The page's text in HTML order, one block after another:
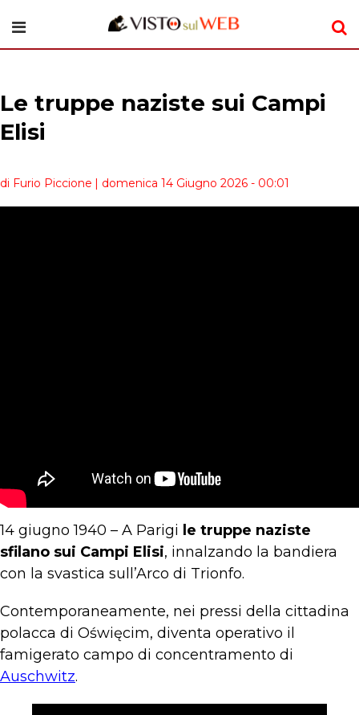
Le truppe naziste sui Campi
Elisi
di Furio Piccione | domenica 14 Giugno 2026 - 00:01
14 giugno 1940 – A Parigi le truppe naziste
sfilano sui Campi Elisi, innalzando la bandiera
con la svastica sull’Arco di Trionfo.
Contemporaneamente, nei pressi della cittadina
polacca di Oświęcim, diventa operativo il
famigerato campo di concentramento di
Auschwitz.